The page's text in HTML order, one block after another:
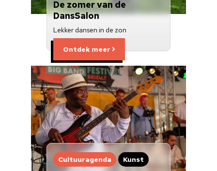
De zomer van de
DansSalon
Lekker dansen in de zon
Ontdek meer
Cultuuragenda Kunst